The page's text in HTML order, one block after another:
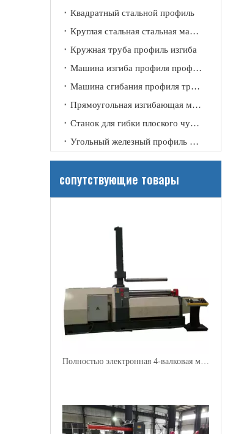
Квадратный стальной профиль
Круглая стальная стальная машина изгиба
Кружная труба профиль изгиба
Машина изгиба профиля профиля канала
Машина сгибания профиля трубки
Прямоугольная изгибающая машина
Станок для гибки плоского чугунного профиля
Угольный железный профиль изгиб
сопутствующие товары
Полностью электронная 4-валковая машина для прокатки стальных листов